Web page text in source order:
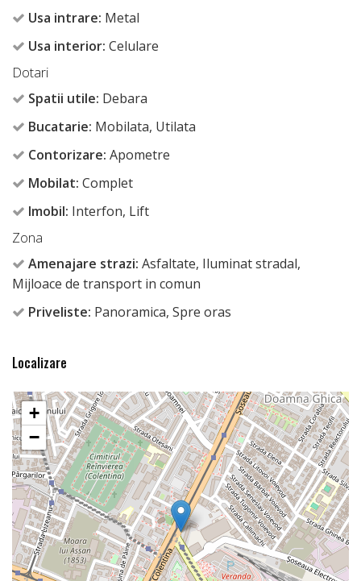
Usa intrare: Metal
Usa interior: Celulare
Dotari
Spatii utile: Debara
Bucatarie: Mobilata, Utilata
Contorizare: Apometre
Mobilat: Complet
Imobil: Interfon, Lift
Zona
Amenajare strazi: Asfaltate, Iluminat stradal,
Mijloace de transport in comun
Priveliste: Panoramica, Spre oras
Localizare
+
−